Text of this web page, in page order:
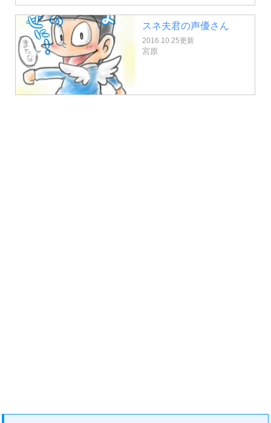
スネ夫君の声優さん
2016.10.25更新
宮原